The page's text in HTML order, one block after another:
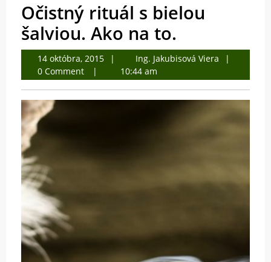
Očistný rituál s bielou
šalviou. Ako na to.
14 októbra, 201514
októbra,
2015
Ing. Jakubisová Viera Ing.
Viera
0 Comment 10:44 am